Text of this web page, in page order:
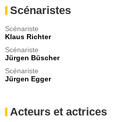
Scénaristes
Scénariste
Klaus Richter
Scénariste
Jürgen Büscher
Scénariste
Jürgen Egger
Acteurs et actrices